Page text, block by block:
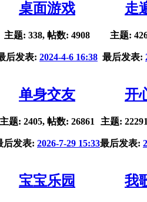
桌面游戏
主题: 338, 帖数: 4908
后发表: 2024-4-6 16:38
走
主题:
最后发表:
单身交友
主题: 2405, 帖数: 26861
后发表: 2026-7-29 15:33
开
主题:
最后发表:
宝宝乐园 我